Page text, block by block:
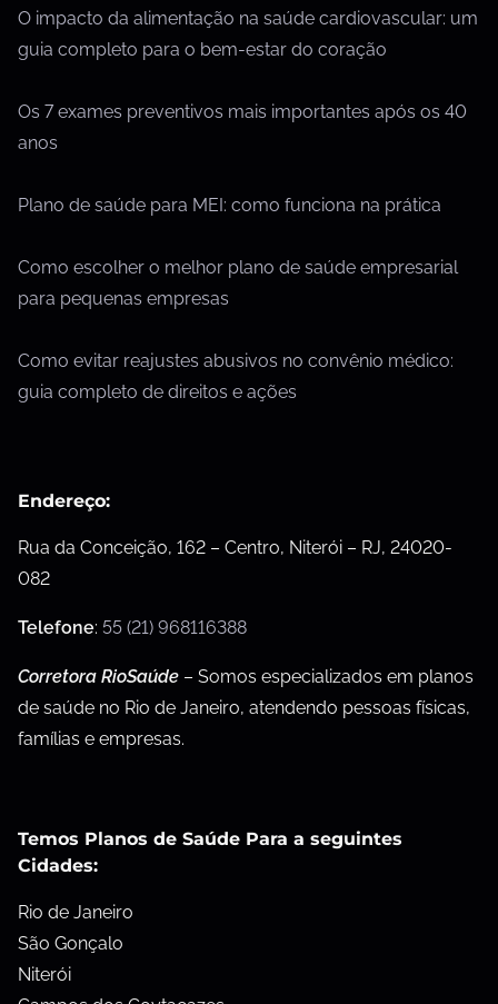
O impacto da alimentação na saúde cardiovascular: um
guia completo para o bem-estar do coração
Os 7 exames preventivos mais importantes após os 40
anos
Plano de saúde para MEI: como funciona na prática
Como escolher o melhor plano de saúde empresarial
para pequenas empresas
Como evitar reajustes abusivos no convênio médico:
guia completo de direitos e ações
Endereço:
Rua da Conceição, 162 – Centro, Niterói – RJ, 24020-
082
Telefone: 55 (21) 968116388
Corretora RioSaúde – Somos especializados em planos
de saúde no Rio de Janeiro, atendendo pessoas físicas,
famílias e empresas.
Temos Planos de Saúde Para a seguintes
Cidades:
Rio de Janeiro
São Gonçalo
Niterói